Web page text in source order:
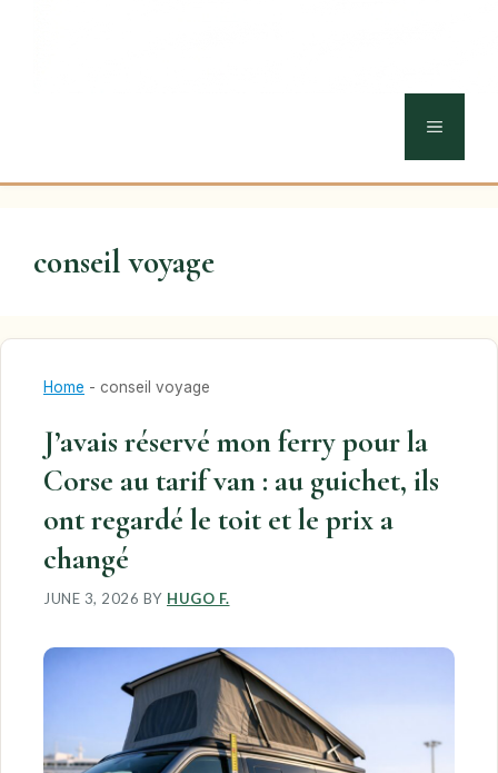
MENU
conseil voyage
Home - conseil voyage
J’avais réservé mon ferry pour la
Corse au tarif van : au guichet, ils
ont regardé le toit et le prix a
changé
JUNE 3, 2026 BY HUGO F.